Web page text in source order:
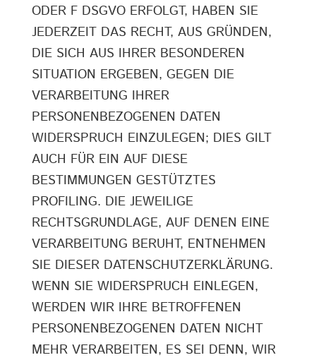
ODER F DSGVO ERFOLGT, HABEN SIE
JEDERZEIT DAS RECHT, AUS GRÜNDEN,
DIE SICH AUS IHRER BESONDEREN
SITUATION ERGEBEN, GEGEN DIE
VERARBEITUNG IHRER
PERSONENBEZOGENEN DATEN
WIDERSPRUCH EINZULEGEN; DIES GILT
AUCH FÜR EIN AUF DIESE
BESTIMMUNGEN GESTÜTZTES
PROFILING. DIE JEWEILIGE
RECHTSGRUNDLAGE, AUF DENEN EINE
VERARBEITUNG BERUHT, ENTNEHMEN
SIE DIESER DATENSCHUTZERKLÄRUNG.
WENN SIE WIDERSPRUCH EINLEGEN,
WERDEN WIR IHRE BETROFFENEN
PERSONENBEZOGENEN DATEN NICHT
MEHR VERARBEITEN, ES SEI DENN, WIR